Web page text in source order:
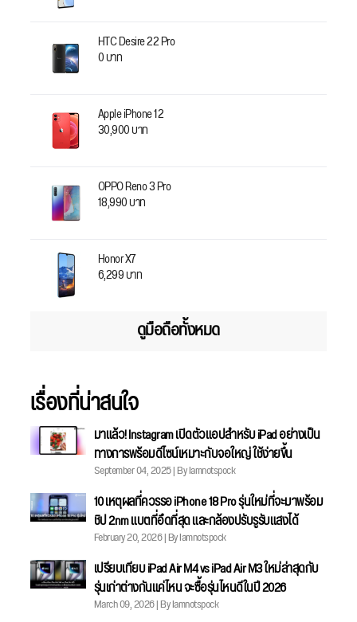
HTC Desire 22 Pro
0 บาท
Apple iPhone 12
30,900 บาท
OPPO Reno 3 Pro
18,990 บาท
Honor X7
6,299 บาท
ดูมือถือทั้งหมด
เรื่องที่น่าสนใจ
มาแล้ว! Instagram เปิดตัวแอปสำหรับ iPad อย่างเป็น
ทางการพร้อมดีไซน์เหมาะกับจอใหญ่ ใช้ง่ายขึ้น
September 04, 2025 | By Iamnotspock
10 เหตุผลที่ควรรอ iPhone 18 Pro รุ่นใหม่ที่จะมาพร้อม
ชิป 2nm แบตที่อึดที่สุด และกล้องปรับรูรับแสงได้
February 20, 2026 | By Iamnotspock
เปรียบเทียบ iPad Air M4 vs iPad Air M3 ใหม่ล่าสุดกับ
รุ่นเก่าต่างกันแค่ไหน จะซื้อรุ่นไหนดีในปี 2026
March 09, 2026 | By Iamnotspock